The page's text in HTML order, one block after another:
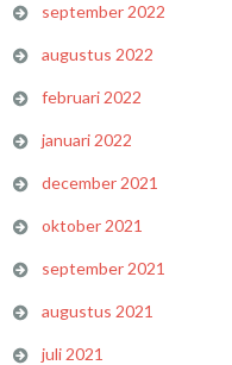
september 2022
augustus 2022
februari 2022
januari 2022
december 2021
oktober 2021
september 2021
augustus 2021
juli 2021